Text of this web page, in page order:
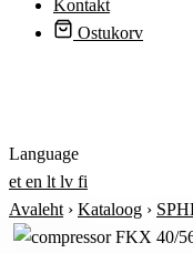
Kontakt
Ostukorv
Language
et en lt lv fi
Avaleht › Kataloog ›